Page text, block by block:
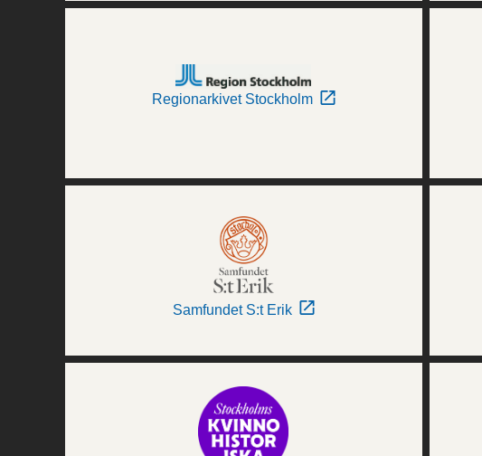
Regionarkivet Stockholm
Samfundet S:t Erik